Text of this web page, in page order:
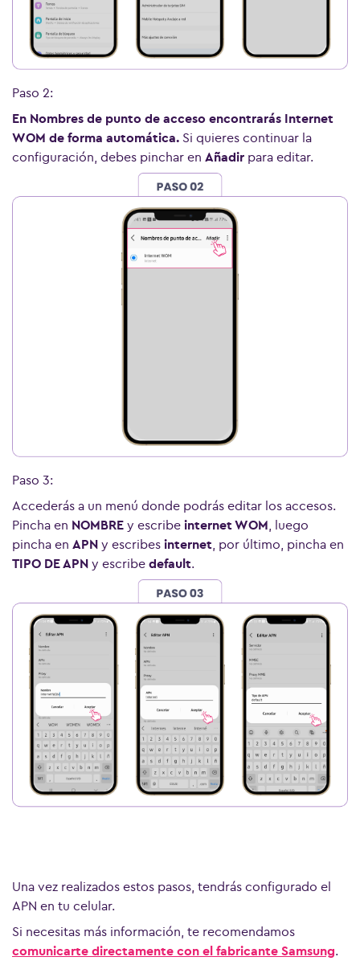
Paso 2:
En Nombres de punto de acceso encontrarás Internet
WOM de forma automática. Si quieres continuar la
configuración, debes pinchar en Añadir para editar.
Paso 3:
Accederás a un menú donde podrás editar los accesos.
Pincha en NOMBRE y escribe internet WOM , luego
pincha en APN y escribes internet , por último, pincha en
TIPO DE APN y escribe default.
Una vez realizados estos pasos, tendrás configurado el
APN en tu celular.
Si necesitas más información, te recomendamos
comunicarte directamente con el fabricante Samsung.